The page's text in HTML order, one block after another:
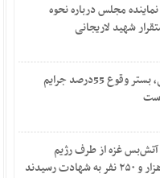
مجلس درباره نحوه
شهید لاریجانی
هوش مصنوعی، بستر وقوع 55درصد جرایم
روزه آتش‌بس غزه از طرف رژیم
رسیدند